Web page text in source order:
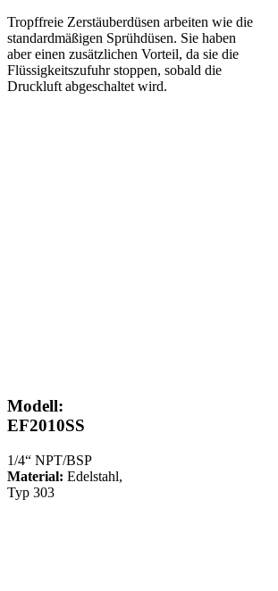
Tropffreie Zerstäuberdüsen arbeiten wie die
standardmäßigen Sprühdüsen. Sie haben
aber einen zusätzlichen Vorteil, da sie die
Flüssigkeitszufuhr stoppen, sobald die
Druckluft abgeschaltet wird.
Modell:
EF2010SS
1/4“ NPT/BSP
Material: Edelstahl,
Typ 303